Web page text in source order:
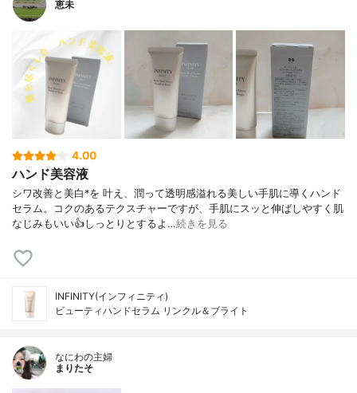
恵未
4.00
ハンド美容液
シワ改善と美白*を 叶え、潤って透明感溢れる美しい手肌に導くハンド
セラム。コクのあるテクスチャーですが、手肌にスッと伸ばしやすく肌
なじみもいい👍しっとりとするよ…続きを見る
INFINITY(インフィニティ)
ビューティハンドセラム リンクル＆ブライト
なにわの主婦
まりたそ